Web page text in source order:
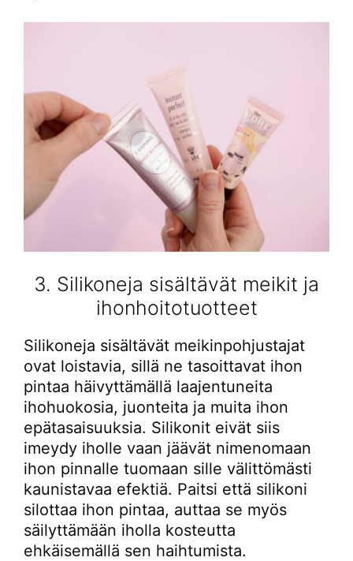
3. Silikoneja sisältävät meikit ja
ihonhoitotuotteet
Silikoneja sisältävät meikinpohjustajat
ovat loistavia, sillä ne tasoittavat ihon
pintaa häivyttämällä laajentuneita
ihohuokosia, juonteita ja muita ihon
epätasaisuuksia. Silikonit eivät siis
imeydy iholle vaan jäävät nimenomaan
ihon pinnalle tuomaan sille välittömästi
kaunistavaa efektiä. Paitsi että silikoni
silottaa ihon pintaa, auttaa se myös
säilyttämään iholla kosteutta
ehkäisemällä sen haihtumista.